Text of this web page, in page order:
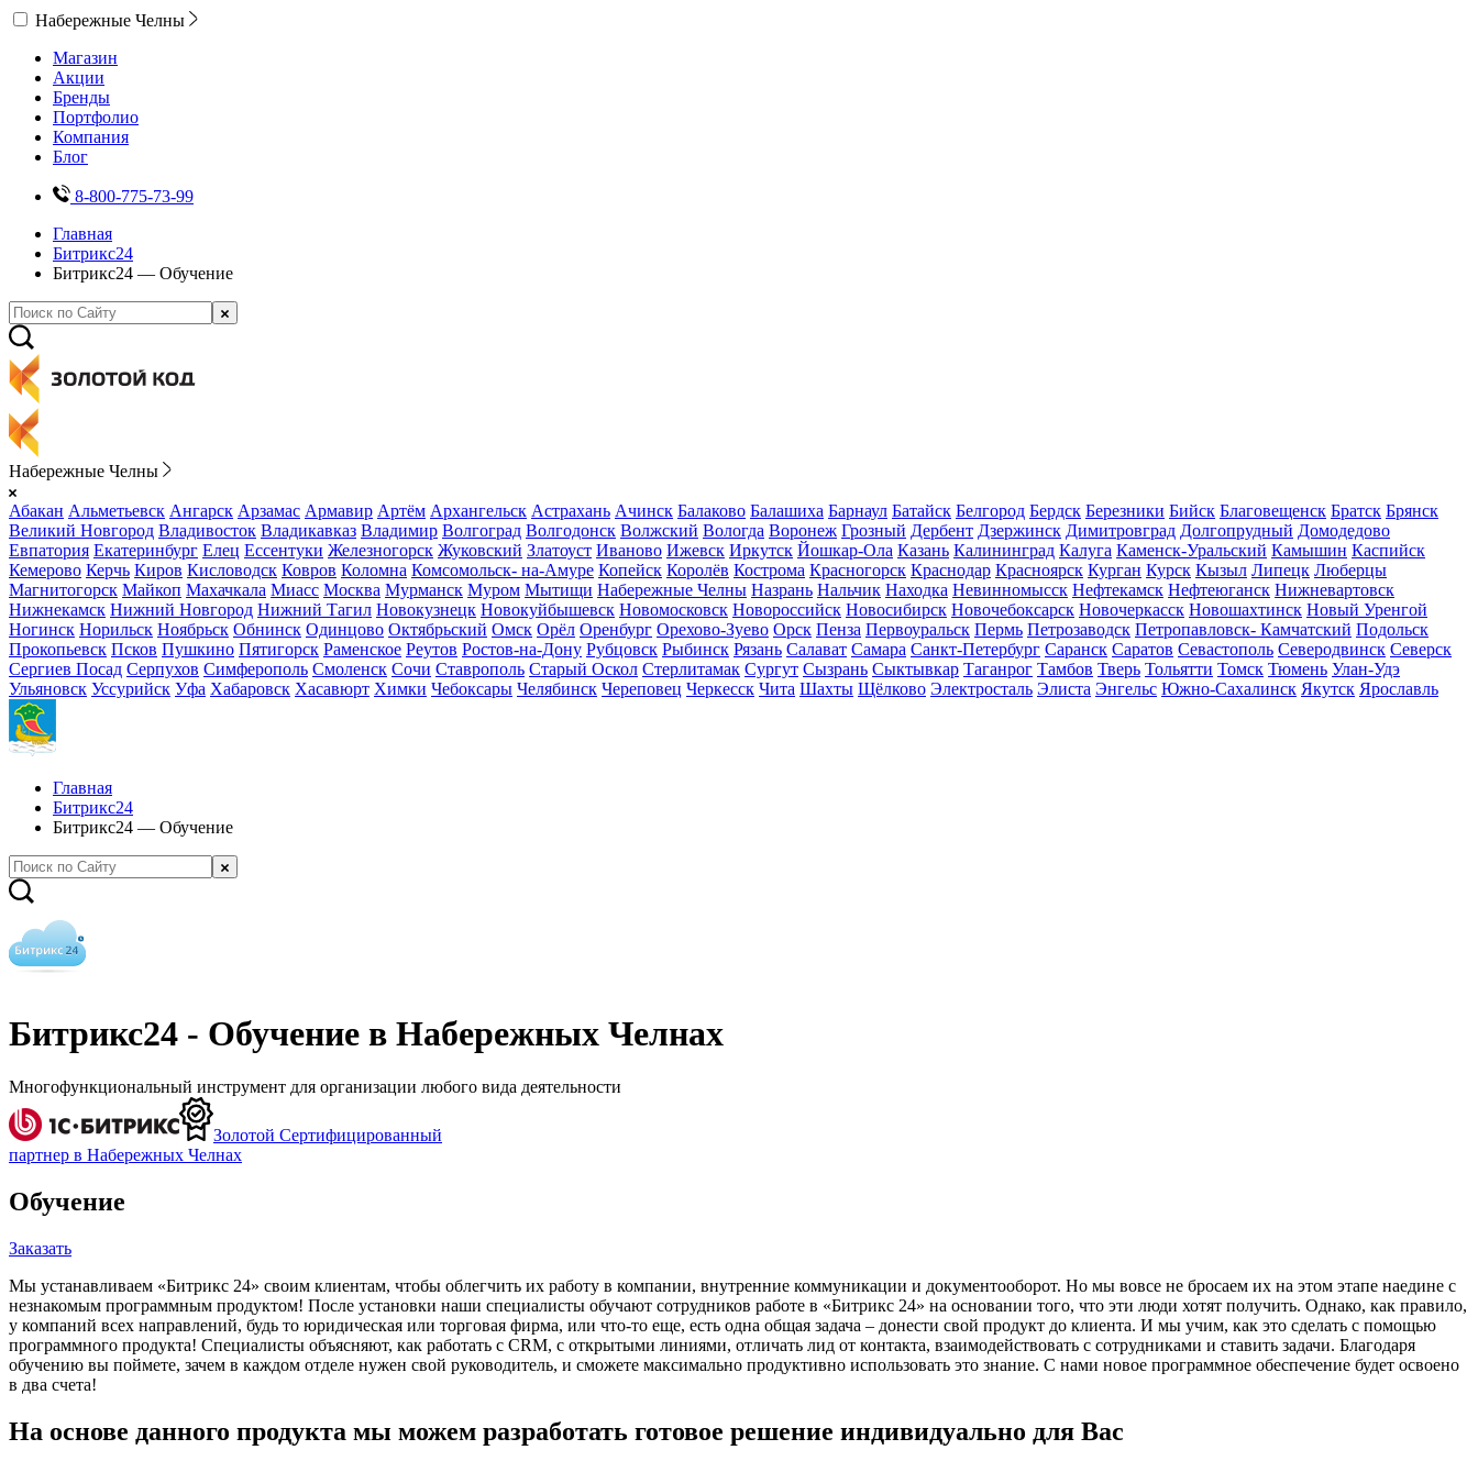
Набережные Челны
Магазин
Акции
Бренды
Портфолио
Компания
Блог
8-800-775-73-99
Главная
Битрикс24
Битрикс24 — Обучение
Набережные Челны
Абакан Альметьевск Ангарск Арзамас Армавир Артём Архангельск Астрахань Ачинск Балаково Балашиха Барнаул Батайск Белгород Бердск Березники Бийск Благовещенск Братск Брянск
Великий Новгород Владивосток Владикавказ Владимир Волгоград Волгодонск Волжский Вологда Воронеж Грозный Дербент Дзержинск Димитровград Долгопрудный Домодедово
Евпатория Екатеринбург Елец Ессентуки Железногорск Жуковский Златоуст Иваново Ижевск Иркутск Йошкар-Ола Казань Калининград Калуга Каменск-Уральский Камышин Каспийск
Кемерово Керчь Киров Кисловодск Ковров Коломна Комсомольск- на-Амуре Копейск Королёв Кострома Красногорск Краснодар Красноярск Курган Курск Кызыл Липецк Люберцы
Магнитогорск Майкоп Махачкала Миасс Москва Мурманск Муром Мытищи Набережные Челны Назрань Нальчик Находка Невинномысск Нефтекамск Нефтеюганск Нижневартовск
Нижнекамск Нижний Новгород Нижний Тагил Новокузнецк Новокуйбышевск Новомосковск Новороссийск Новосибирск Новочебоксарск Новочеркасск Новошахтинск Новый Уренгой
Ногинск Норильск Ноябрьск Обнинск Одинцово Октябрьский Омск Орёл Оренбург Орехово-Зуево Орск Пенза Первоуральск Пермь Петрозаводск Петропавловск- Камчатский Подольск
Прокопьевск Псков Пушкино Пятигорск Раменское Реутов Ростов-на-Дону Рубцовск Рыбинск Рязань Салават Самара Санкт-Петербург Саранск Саратов Севастополь Северодвинск Северск
Сергиев Посад Серпухов Симферополь Смоленск Сочи Ставрополь Старый Оскол Стерлитамак Сургут Сызрань Сыктывкар Таганрог Тамбов Тверь Тольятти Томск Тюмень Улан-Удэ
Ульяновск Уссурийск Уфа Хабаровск Хасавюрт Химки Чебоксары Челябинск Череповец Черкесск Чита Шахты Щёлково Электросталь Элиста Энгельс Южно-Сахалинск Якутск Ярославль
Главная
Битрикс24
Битрикс24 — Обучение
Битрикс24 - Обучение в Набережных Челнах
Многофункциональный инструмент для организации любого вида деятельности
Золотой Сертифицированный
партнер в Набережных Челнах
Обучение
Заказать
Мы устанавливаем «Битрикс 24» своим клиентам, чтобы облегчить их работу в компании, внутренние коммуникации и документооборот. Но мы вовсе не бросаем их на этом этапе наедине с
незнакомым программным продуктом! После установки наши специалисты обучают сотрудников работе в «Битрикс 24» на основании того, что эти люди хотят получить. Однако, как правило,
у компаний всех направлений, будь то юридическая или торговая фирма, или что-то еще, есть одна общая задача – донести свой продукт до клиента. И мы учим, как это сделать с помощью
программного продукта! Специалисты объясняют, как работать с CRM, с открытыми линиями, отличать лид от контакта, взаимодействовать с сотрудниками и ставить задачи. Благодаря
обучению вы поймете, зачем в каждом отделе нужен свой руководитель, и сможете максимально продуктивно использовать это знание. С нами новое программное обеспечение будет освоено
в два счета!
На основе данного продукта мы можем разработать готовое решение индивидуально для Вас